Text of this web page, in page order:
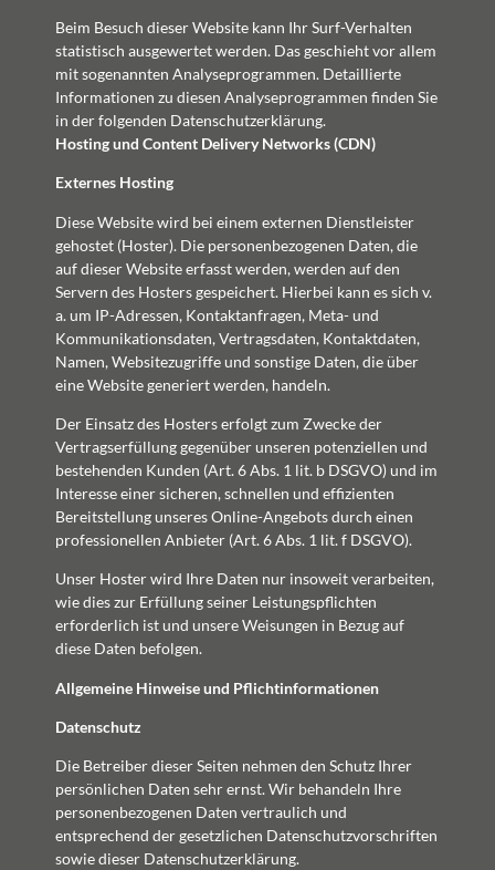
Beim Besuch dieser Website kann Ihr Surf-Verhalten
statistisch ausgewertet werden. Das geschieht vor allem
mit sogenannten Analyseprogrammen. Detaillierte
Informationen zu diesen Analyseprogrammen finden Sie
in der folgenden Datenschutzerklärung.
Hosting und Content Delivery Networks (CDN)
Externes Hosting
Diese Website wird bei einem externen Dienstleister
gehostet (Hoster). Die personenbezogenen Daten, die
auf dieser Website erfasst werden, werden auf den
Servern des Hosters gespeichert. Hierbei kann es sich v.
a. um IP-Adressen, Kontaktanfragen, Meta- und
Kommunikationsdaten, Vertragsdaten, Kontaktdaten,
Namen, Websitezugriffe und sonstige Daten, die über
eine Website generiert werden, handeln.
Der Einsatz des Hosters erfolgt zum Zwecke der
Vertragserfüllung gegenüber unseren potenziellen und
bestehenden Kunden (Art. 6 Abs. 1 lit. b DSGVO) und im
Interesse einer sicheren, schnellen und effizienten
Bereitstellung unseres Online-Angebots durch einen
professionellen Anbieter (Art. 6 Abs. 1 lit. f DSGVO).
Unser Hoster wird Ihre Daten nur insoweit verarbeiten,
wie dies zur Erfüllung seiner Leistungspflichten
erforderlich ist und unsere Weisungen in Bezug auf
diese Daten befolgen.
Allgemeine Hinweise und Pflicht­informationen
Datenschutz
Die Betreiber dieser Seiten nehmen den Schutz Ihrer
persönlichen Daten sehr ernst. Wir behandeln Ihre
personenbezogenen Daten vertraulich und
entsprechend der gesetzlichen Datenschutzvorschriften
sowie dieser Datenschutzerklärung.